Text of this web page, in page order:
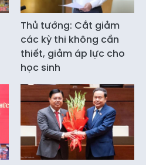
Thủ tướng: Cắt giảm
các kỳ thi không cần
thiết, giảm áp lực cho
học sinh